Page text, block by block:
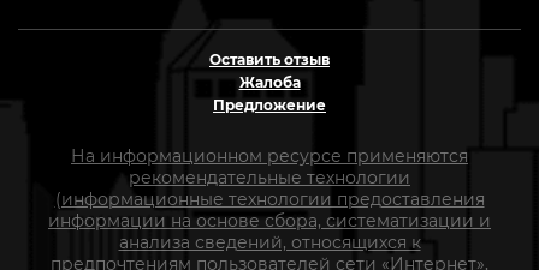
Оставить отзыв
Жалоба
Предложение
На информационном ресурсе применяются
рекомендательные технологии
(информационные технологии предоставления
информации на основе сбора, систематизации и
анализа сведений, относящихся к
предпочтениям пользователей сети «Интернет»,